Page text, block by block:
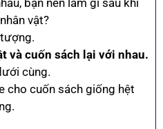
vật?
và cuốn sách lại với nhau.
cùng.
cho cuốn sách giống hệt